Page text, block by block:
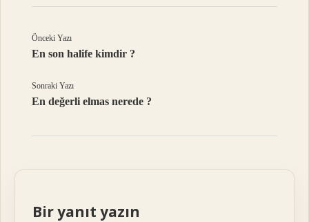
Önceki Yazı
En son halife kimdir ?
Sonraki Yazı
En değerli elmas nerede ?
Bir yanıt yazın